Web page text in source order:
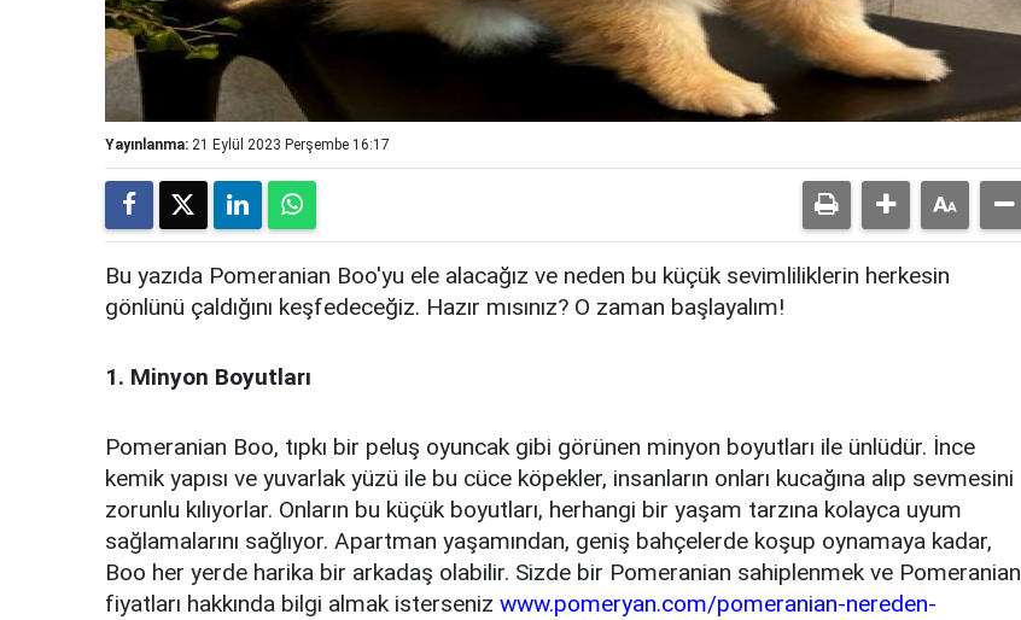
Yayınlanma: 21 Eylül 2023 Perşembe 16:17
Bu yazıda Pomeranian Boo'yu ele alacağız ve neden bu küçük sevimliliklerin herkesin
gönlünü çaldığını keşfedeceğiz. Hazır mısınız? O zaman başlayalım!
1. Minyon Boyutları
Pomeranian Boo, tıpkı bir peluş oyuncak gibi görünen minyon boyutları ile ünlüdür. İnce
kemik yapısı ve yuvarlak yüzü ile bu cüce köpekler, insanların onları kucağına alıp sevmesini
zorunlu kılıyorlar. Onların bu küçük boyutları, herhangi bir yaşam tarzına kolayca uyum
sağlamalarını sağlıyor. Apartman yaşamından, geniş bahçelerde koşup oynamaya kadar,
Boo her yerde harika bir arkadaş olabilir. Sizde bir Pomeranian sahiplenmek ve Pomeranian
fiyatları hakkında bilgi almak isterseniz www.pomeryan.com/pomeranian-nereden-